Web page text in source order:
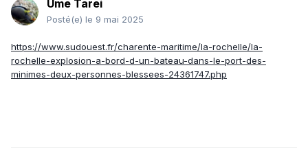
Ume Tarei
Posté(e) le 9 mai 2025
https://www.sudouest.fr/charente-maritime/la-rochelle/la-
rochelle-explosion-a-bord-d-un-bateau-dans-le-port-des-
minimes-deux-personnes-blessees-24361747.php